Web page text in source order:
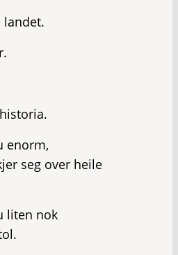
landet.
enorm,
seg over heile
liten nok